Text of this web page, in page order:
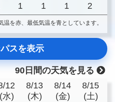
1 1 1 2
を赤、最低気温を青としています。
スを表示
90日間の天気を見る
12
(水)
8/13
(木)
8/14
(金)
8/15
(土)